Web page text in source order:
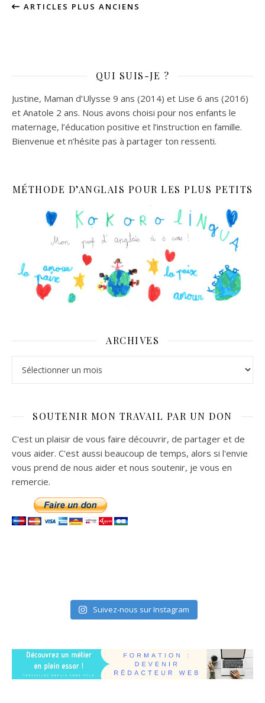
ARTICLES PLUS ANCIENS
QUI SUIS-JE ?
Justine, Maman d’Ulysse 9 ans (2014) et Lise 6 ans (2016)
et Anatole 2 ans. Nous avons choisi pour nos enfants le
maternage, l’éducation positive et l’instruction en famille.
Bienvenue et n’hésite pas à partager ton ressenti.
MÉTHODE D’ANGLAIS POUR LES PLUS PETITS
ARCHIVES
SOUTENIR MON TRAVAIL PAR UN DON
C'est un plaisir de vous faire découvrir, de partager et de
vous aider. C'est aussi beaucoup de temps, alors si l'envie
vous prend de nous aider et nous soutenir, je vous en
remercie.
Suivez-nous sur Instagram